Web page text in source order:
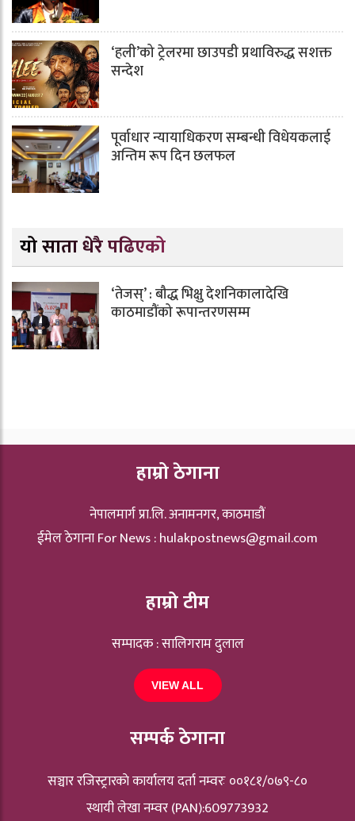
‘हली’को ट्रेलरमा छाउपडी प्रथाविरुद्ध सशक्त
सन्देश
पूर्वाधार न्यायाधिकरण सम्बन्धी विधेयकलाई
अन्तिम रूप दिन छलफल
यो साता धेरै पढिएको
‘तेजस्’ : बौद्ध भिक्षु देशनिकालादेखि
काठमाडौंको रूपान्तरणसम्म
हाम्रो ठेगाना
नेपालमार्ग प्रा.लि. अनामनगर, काठमाडौं
ईमेल ठेगाना For News :hulakpostnews@gmail.com
हाम्रो टीम
सम्पादक : सालिगराम दुलाल
VIEW ALL
सम्पर्क ठेगाना
सञ्चार रजिस्ट्रारकाे कार्यालय दर्ता नम्वरः ००१८१/०७९-८०
स्थायी लेखा नम्वर (PAN):609773932